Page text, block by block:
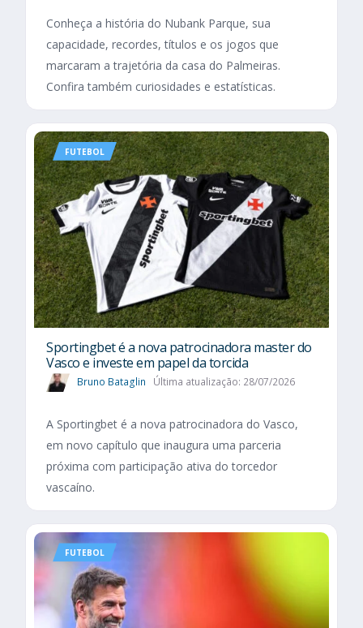
Conheça a história do Nubank Parque, sua
capacidade, recordes, títulos e os jogos que
marcaram a trajetória da casa do Palmeiras.
Confira também curiosidades e estatísticas.
FUTEBOL
Sportingbet é a nova patrocinadora master do
Vasco e investe em papel da torcida
Bruno Bataglin Última atualização: 28/07/2026
A Sportingbet é a nova patrocinadora do Vasco,
em novo capítulo que inaugura uma parceria
próxima com participação ativa do torcedor
vascaíno.
FUTEBOL